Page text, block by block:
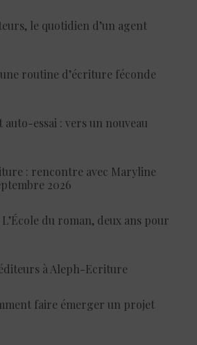
le quotidien d’un agent
routine d’écriture féconde
auto-essai : vers un nouveau
: rencontre avec Maryline
2026
du roman, deux ans pour
à Aleph-Ecriture
faire émerger un projet